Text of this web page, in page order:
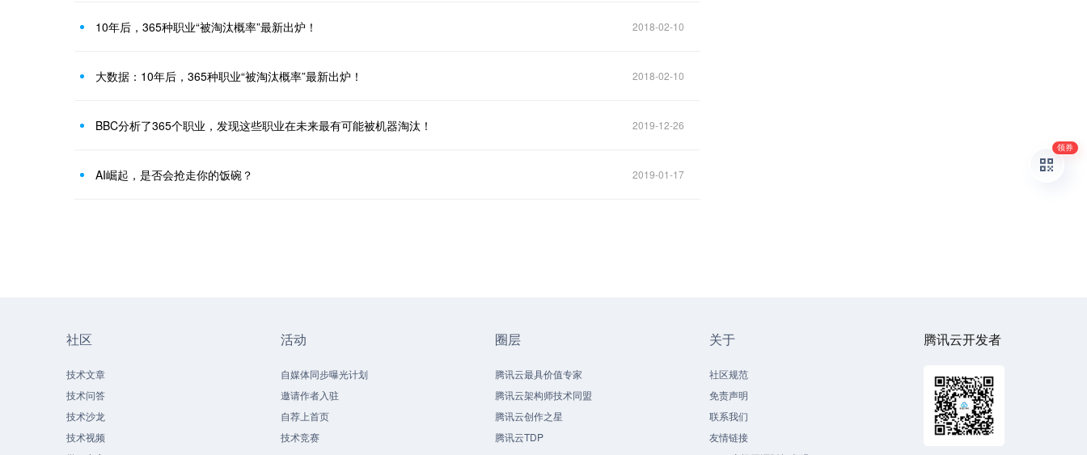
10年后，365种职业“被淘汰概率”最新出炉！ 2018-02-10
大数据：10年后，365种职业“被淘汰概率”最新出炉！ 2018-02-10
BBC分析了365个职业，发现这些职业在未来最有可能被机器淘汰！ 2019-12-26
AI崛起，是否会抢走你的饭碗？ 2019-01-17
社区
技术文章
技术问答
技术沙龙
技术视频
活动
自媒体同步曝光计划
邀请作者入驻
自荐上首页
技术竞赛
圈层
腾讯云最具价值专家
腾讯云架构师技术同盟
腾讯云创作之星
腾讯云TDP
关于
社区规范
免责声明
联系我们
友情链接
腾讯云开发者
领券